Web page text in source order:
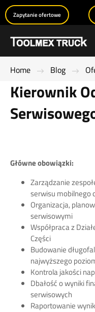
Zapytanie ofertowe
Home Blog
Kierownik
Główne obowiązki:
Zarządzanie
serwisu mobilnego
Organizacja,
serwisowymi
Współpraca z
Części
Budowanie
najwyższego
Kontrola jakości
Dbałość o wyniki
serwisowych
Raportowanie